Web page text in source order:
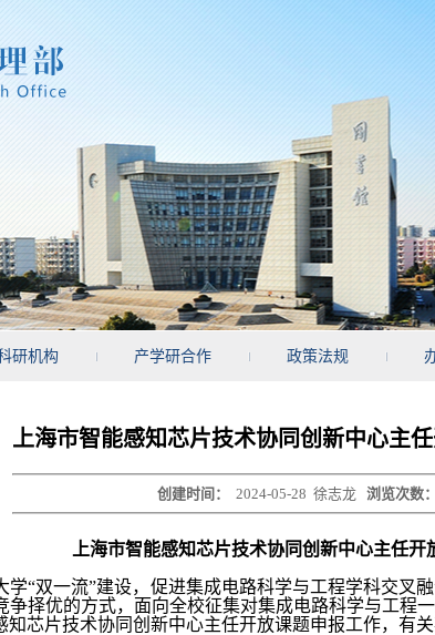
研机构 产学研合作 政策法规
上海市智能感知芯片技术协同创新中心主
创建时间： 2024-05-28 徐志龙 浏览次数：
上海市智能感知芯片技术协同创新中心主任开
学“双一流”建设，促进集成电路科学与工程学科交叉融
争择优的方式，面向全校征集对集成电路科学与工程
芯片技术协同创新中心主任开放课题申报工作，有关